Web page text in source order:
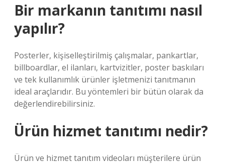
Bir markanın tanıtımı nasıl
yapılır?
Posterler, kişiselleştirilmiş çalışmalar, pankartlar,
billboardlar, el ilanları, kartvizitler, poster baskıları
ve tek kullanımlık ürünler işletmenizi tanıtmanın
ideal araçlarıdır. Bu yöntemleri bir bütün olarak da
değerlendirebilirsiniz.
Ürün hizmet tanıtımı nedir?
Ürün ve hizmet tanıtım videoları müşterilere ürün